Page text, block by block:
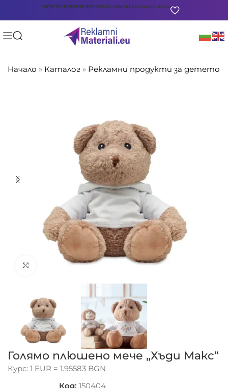
0878 722 8650888 903 601office@reklamnimateriali.eu
Начало » Каталог » Рекламни продукти за детето
Click to enlarge
Голямо плюшено мече „Хъди Макс“
Курс: 1 EUR = 1.95583 BGN
Код:150404